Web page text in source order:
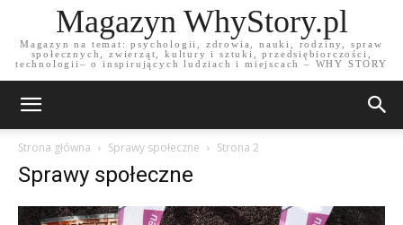
Magazyn WhyStory.pl
Magazyn na temat: psychologii, zdrowia, nauki, rodziny, spraw
społecznych, zwierząt, kultury i sztuki, przedsiębiorczości,
technologii– o inspirujących ludziach i miejscach – WHY STORY
Strona główna Sprawy społeczne Strona 2
Sprawy społeczne